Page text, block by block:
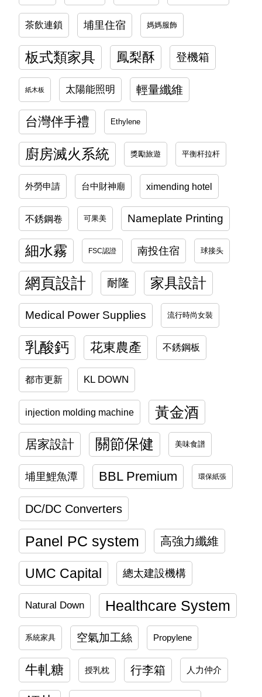
茶飲連鎖 埔里住宿 媽媽服飾
板式類家具 鳳梨酥 登機箱
紙木板 太陽能照明 輕量纖維
台灣伴手禮 Ethylene
廚房滅火系統 獎勵旅遊 平衡杆拉杆
外勞申請 台中財神廟 ximending hotel
不銹鋼卷 可果美 Nameplate Printing
細水霧 FSC認證 南投住宿 球接头
網頁設計 耐隆 家具設計
Medical Power Supplies 流行時尚女裝
乳酸鈣 花東農產 不銹鋼板
都市更新 KL DOWN
injection molding machine 黃金酒
居家設計 關節保健 美味食譜
埔里鯉魚潭 BBL Premium 環保紙張
DC/DC Converters
Panel PC system 高強力纖維
UMC Capital 總太建設機構
Natural Down Healthcare System
系統家具 空氣加工絲 Propylene
牛軋糖 授乳枕 行李箱 人力仲介